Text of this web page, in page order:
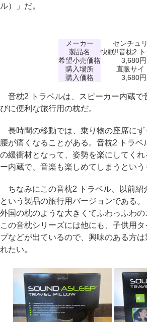
ル）」だ。
メーカー
センチュ
製品名
快眠!!音枕2
希望小売価格
3,680円
購入場所
直販サイ
購入価格
3,680円
音枕2 トラベルは、スピーカー内蔵で
びに便利な旅行用の枕だ。
長時間の移動では、乗り物の座席にず
腰が痛くなることがある。音枕2 トラベ
の緩衝材となって、姿勢を楽にしてく
ー内蔵で、音楽も楽しめてしまうという
ちなみにこの音枕2 トラベル、以前紹
という製品の旅行用バージョンである。
外国の枕のような大きくてふわっふわの
この音枕シリーズには他にも、子供用
プなどが出ているので、興味のある方
れたい。